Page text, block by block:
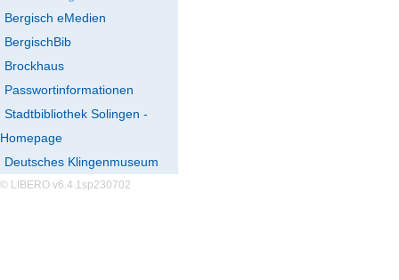
Bergisch eMedien
BergischBib
Brockhaus
Passwortinformationen
Stadtbibliothek Solingen -
Homepage
Deutsches Klingenmuseum
© LIBERO v6.4.1sp230702